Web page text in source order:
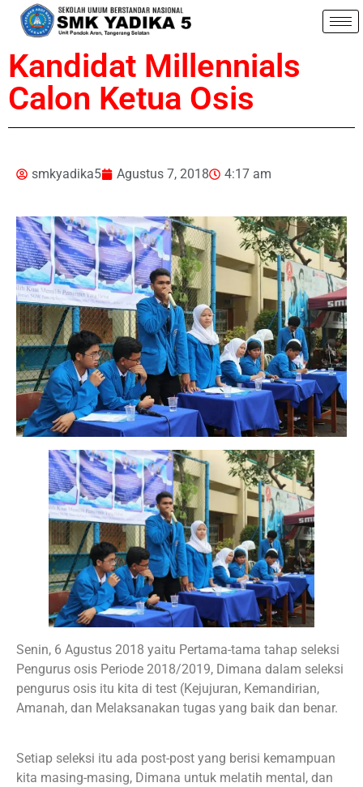
Kandidat Millennials
Calon Ketua Osis
smkyadika5 Agustus 7, 2018 4:17 am
Senin, 6 Agustus 2018 yaitu Pertama-tama tahap seleksi
Pengurus osis Periode 2018/2019, Dimana dalam seleksi
pengurus osis itu kita di test (Kejujuran, Kemandirian,
Amanah, dan Melaksanakan tugas yang baik dan benar.
Setiap seleksi itu ada post-post yang berisi kemampuan
kita masing-masing, Dimana untuk melatih mental, dan